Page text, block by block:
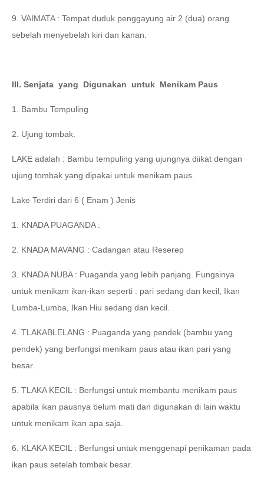
9. VAIMATA : Tempat duduk penggayung air 2 (dua) orang
sebelah menyebelah kiri dan kanan.
III. Senjata yang Digunakan untuk Menikam Paus
1. Bambu Tempuling
2. Ujung tombak.
LAKE adalah : Bambu tempuling yang ujungnya diikat dengan
ujung tombak yang dipakai untuk menikam paus.
Lake Terdiri dari 6 ( Enam ) Jenis
1. KNADA PUAGANDA :
2. KNADA MAVANG : Cadangan atau Reserep
3. KNADA NUBA : Puaganda yang lebih panjang. Fungsinya
untuk menikam ikan-ikan seperti : pari sedang dan kecil, Ikan
Lumba-Lumba, Ikan Hiu sedang dan kecil.
4. TLAKABLELANG : Puaganda yang pendek (bambu yang
pendek) yang berfungsi menikam paus atau ikan pari yang
besar.
5. TLAKA KECIL : Berfungsi untuk membantu menikam paus
apabila ikan pausnya belum mati dan digunakan di lain waktu
untuk menikam ikan apa saja.
6. KLAKA KECIL : Berfungsi untuk menggenapi penikaman pada
ikan paus setelah tombak besar.